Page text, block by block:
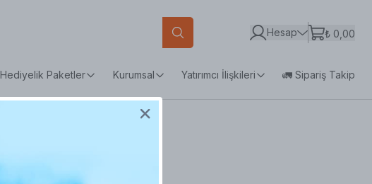
Hesap ₺ 0,00
Hediyelik Paketler Kurumsal Yatırımcı İlişkileri 🚛 Sipariş Takip